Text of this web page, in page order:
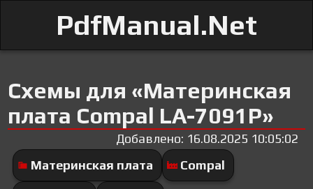
PdfManual.Net
Схемы для «Материнская
плата Compal LA-7091P»
Добавлено: 16.08.2025 10:05:02
Материнская плата
Compal